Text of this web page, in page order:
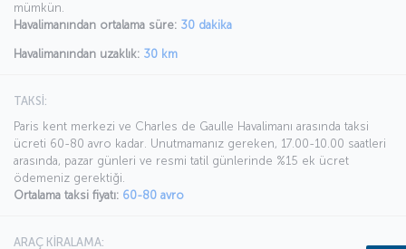
mümkün.
Havalimanından ortalama süre: 30 dakika
Havalimanından uzaklık: 30 km
TAKSİ:
Paris kent merkezi ve Charles de Gaulle Havalimanı arasında taksi
ücreti 60-80 avro kadar. Unutmamanız gereken, 17.00-10.00 saatleri
arasında, pazar günleri ve resmi tatil günlerinde %15 ek ücret
ödemeniz gerektiği.
Ortalama taksi fiyatı: 60-80 avro
ARAÇ KİRALAMA: